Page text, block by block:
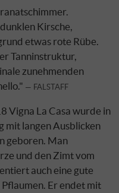
Kirsche,
etwas rote Rübe.
Tanninstruktur,
zunehmenden
FALSTAFF
Vigna La Casa wurde in
mit langen Ausblicken
geboren. Man
und den Zimt vom
auch eine gute
Er endet mit